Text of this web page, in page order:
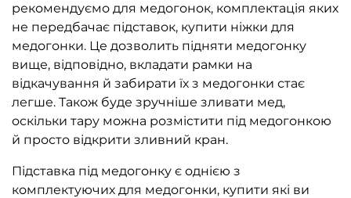
рекомендуємо для медогонок, комплектація яких
не передбачає підставок, купити ніжки для
медогонки. Це дозволить підняти медогонку
вище, відповідно, вкладати рамки на
відкачування й забирати їх з медогонки стає
легше. Також буде зручніше зливати мед,
оскільки тару можна розмістити під медогонкою
й просто відкрити зливний кран.
Підставка під медогонку є однією з
комплектуючих для медогонки, купити які ви